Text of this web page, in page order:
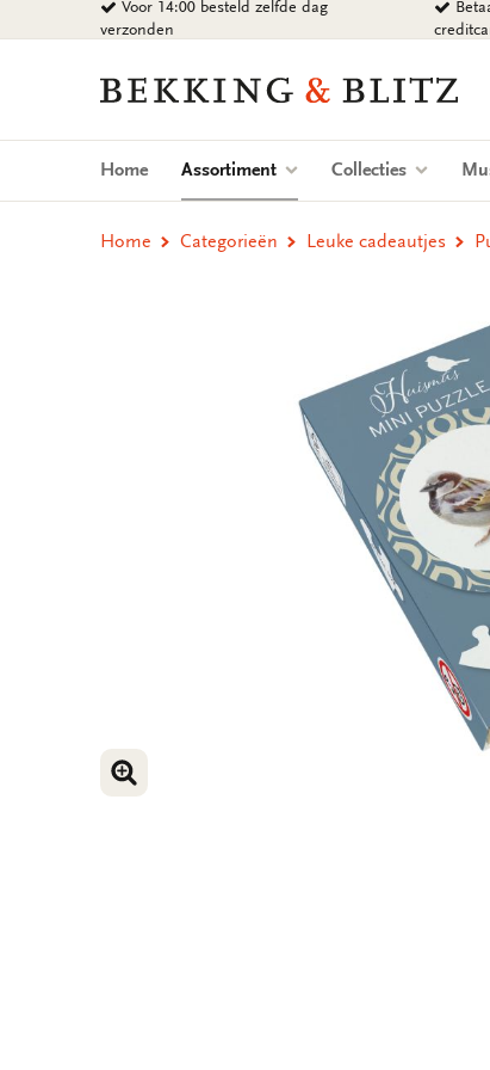
naar
Voor 14:00 besteld zelfde dag
verzonden
Bekking
Blitz
Uitgevers
Home Assortiment (current)Collecties
Home Categorieën Leuke cadeautjes
VERGROOT AFBEELDING